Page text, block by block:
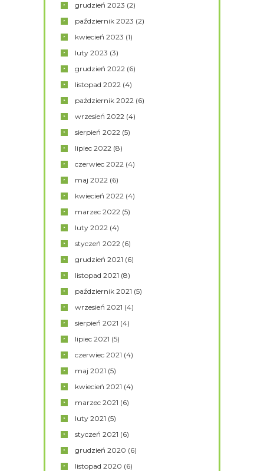
grudzień2023 (2)
październik2023 (2)
kwiecień2023 (1)
luty2023 (3)
grudzień2022 (6)
listopad2022 (4)
październik2022 (6)
wrzesień2022 (4)
sierpień2022 (5)
lipiec2022 (8)
czerwiec2022 (4)
maj2022 (6)
kwiecień2022 (4)
marzec2022 (5)
luty2022 (4)
styczeń2022 (6)
grudzień2021 (6)
listopad2021 (8)
październik2021 (5)
wrzesień2021 (4)
sierpień2021 (4)
lipiec2021 (5)
czerwiec2021 (4)
maj2021 (5)
kwiecień2021 (4)
marzec2021 (6)
luty2021 (5)
styczeń2021 (6)
grudzień2020 (6)
listopad2020 (6)